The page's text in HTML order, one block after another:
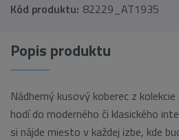
Kód produktu: 82229_AT1935
Popis produktu
Nádherný kusový koberec z
hodí do moderného či klasického
si nájde miesto v každej izbe, kde